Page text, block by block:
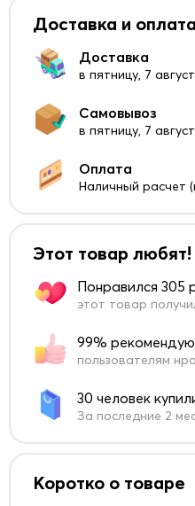
Доставка и оплата
Доставка
в пятницу, 7
Самовывоз
в пятницу, 7
Оплата
Наличный расчет
Этот товар любят!
Понравился 305
этот товар
99%
пользователям
30 человек
За последние 2
Коротко о товаре